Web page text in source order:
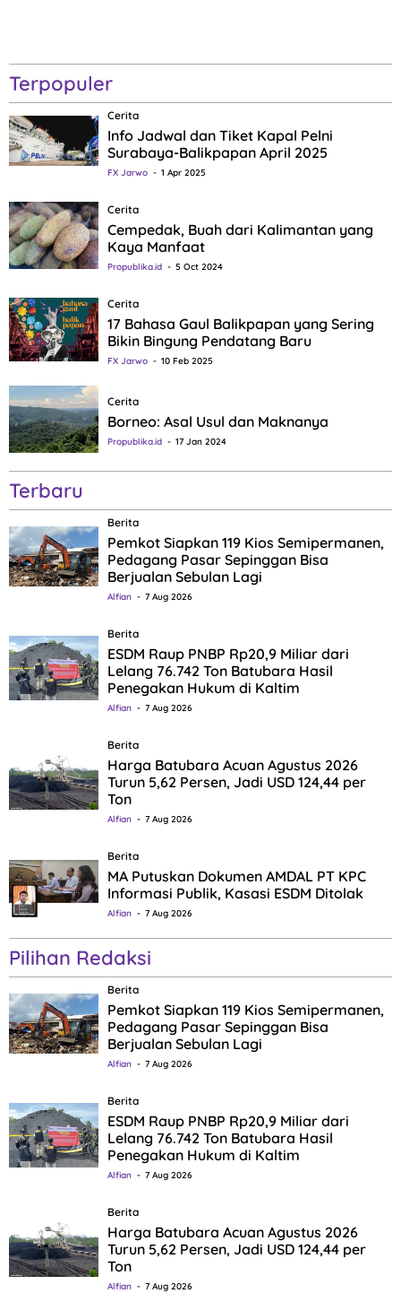
Terpopuler
Cerita
Info Jadwal dan Tiket Kapal Pelni
Surabaya-Balikpapan April 2025
FX Jarwo 1 Apr 2025
Cerita
Cempedak, Buah dari Kalimantan yang
Kaya Manfaat
Propublika.id 5 Oct 2024
Cerita
17 Bahasa Gaul Balikpapan yang Sering
Bikin Bingung Pendatang Baru
FX Jarwo 10 Feb 2025
Cerita
Borneo: Asal Usul dan Maknanya
Propublika.id 17 Jan 2024
Terbaru
Berita
Pemkot Siapkan 119 Kios Semipermanen,
Pedagang Pasar Sepinggan Bisa
Berjualan Sebulan Lagi
Alfian 7 Aug 2026
Berita
ESDM Raup PNBP Rp20,9 Miliar dari
Lelang 76.742 Ton Batubara Hasil
Penegakan Hukum di Kaltim
Alfian 7 Aug 2026
Berita
Harga Batubara Acuan Agustus 2026
Turun 5,62 Persen, Jadi USD 124,44 per
Ton
Alfian 7 Aug 2026
Berita
MA Putuskan Dokumen AMDAL PT KPC
Informasi Publik, Kasasi ESDM Ditolak
Alfian 7 Aug 2026
Pilihan Redaksi
Berita
Pemkot Siapkan 119 Kios Semipermanen,
Pedagang Pasar Sepinggan Bisa
Berjualan Sebulan Lagi
Alfian 7 Aug 2026
Berita
ESDM Raup PNBP Rp20,9 Miliar dari
Lelang 76.742 Ton Batubara Hasil
Penegakan Hukum di Kaltim
Alfian 7 Aug 2026
Berita
Harga Batubara Acuan Agustus 2026
Turun 5,62 Persen, Jadi USD 124,44 per
Ton
Alfian 7 Aug 2026